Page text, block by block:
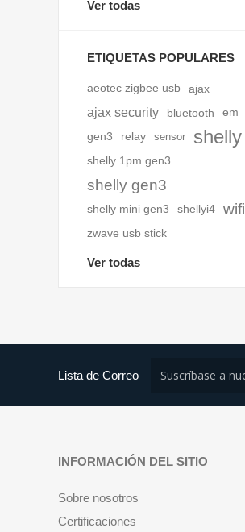
Ver todas
ETIQUETAS POPULARES
aeotec zigbee usb ajax
ajax security bluetooth
em
gen3
relay sensor shelly
shelly 1pm gen3
shelly gen3
shelly mini gen3 shellyi4 wifi
zwave usb stick
Ver todas
Lista de Correo
INFORMACIÓN DEL SITIO
Sobre nosotros
Certificaciones